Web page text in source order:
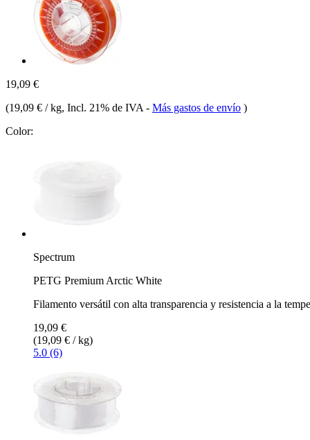
19,09 €
(19,09 € / kg, Incl. 21% de IVA - Más gastos de envío )
Color:
Spectrum
PETG Premium Arctic White
Filamento versátil con alta transparencia y resistencia a la
19,09 €
(19,09 € / kg)
5.0 (6)